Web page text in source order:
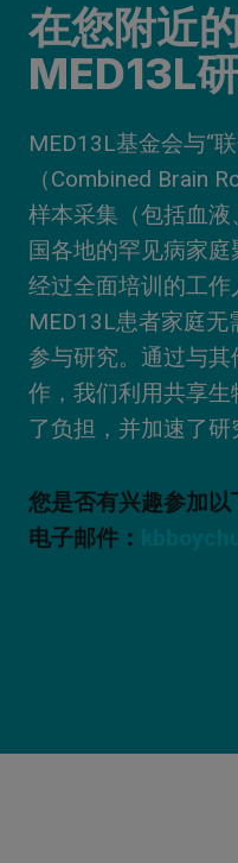
在您附近
MED13L研
MED13L基金会与“
（Combined Brain
样本采集（包括血
国各地的罕见病家庭
经过全面培训的工
MED13L患者家庭
参与研究。通过与
作，我们利用共享
了负担，并加速了研
您是否有兴趣参加
电子邮件：